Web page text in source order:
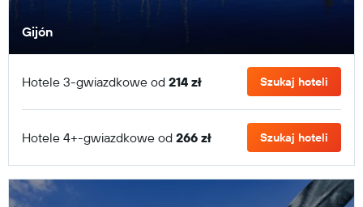
Gijón
Hotele 3-gwiazdkowe od 214 zł Szukaj hoteli
Hotele 4+-gwiazdkowe od 266 zł Szukaj hoteli